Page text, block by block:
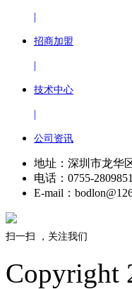
|
招商加盟
|
技术中心
|
公司资讯
地址：深圳市龙华
电话：0755-
E-mail：
扫一扫 ，关注我们
Copyright